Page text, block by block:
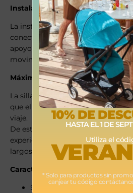
Instalación sencilla con ISOFIX
La instalación resulta rápida y
conectores ISOFIX
apoyo aporta mayor estabilidad y
movimiento en caso de impacto.
Máximo confort en cada trayecto
La silla dispone de múltiples
que el niño pueda descansar
viaje.
De este modo, laBritax Römer
experiencia más cómoda tanto
largos.
Características principales
Silla de coche evolutiva
10% DE
HASTA EL 1 DE
Utiliza el
* Solo para productos sin
canjear tu código